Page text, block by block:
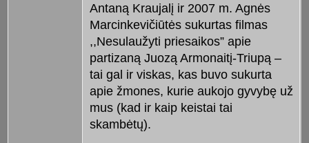
Antaną Kraujalį ir 2007 m. Agnės
Marcinkevičiūtės sukurtas filmas
,,Nesulaužyti priesaikos” apie
partizaną Juozą Armonaitį-Triupą –
tai gal ir viskas, kas buvo sukurta
apie žmones, kurie aukojo gyvybę už
mus (kad ir kaip keistai tai
skambėtų).